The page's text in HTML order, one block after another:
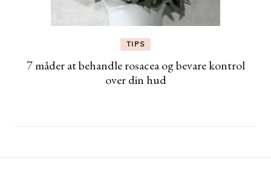
TIPS
7 måder at behandle rosacea og bevare kontrol
over din hud